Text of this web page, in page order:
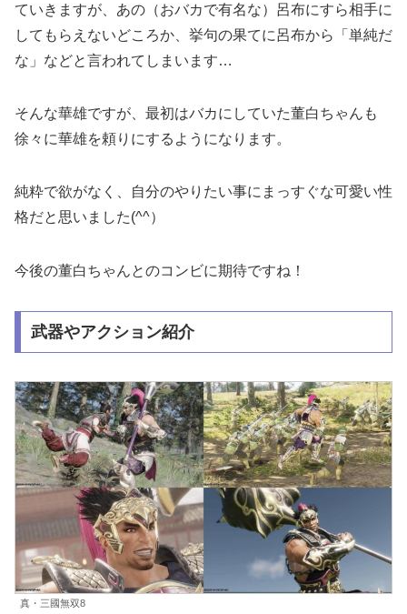
ていきますが、あの（おバカで有名な）呂布にすら相手に
してもらえないどころか、挙句の果てに呂布から「単純だ
な」などと言われてしまいます…
そんな華雄ですが、最初はバカにしていた董白ちゃんも
徐々に華雄を頼りにするようになります。
純粋で欲がなく、自分のやりたい事にまっすぐな可愛い性
格だと思いました(^^）
今後の董白ちゃんとのコンビに期待ですね！
武器やアクション紹介
真・三國無双8